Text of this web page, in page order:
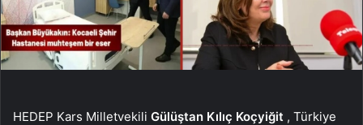
HEDEP Kars Milletvekili Gülüştan Kılıç Koçyiğit , Türkiye